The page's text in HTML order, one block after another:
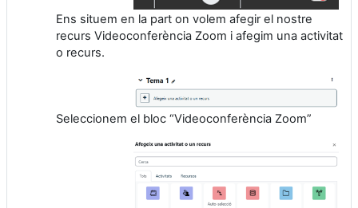
Ens situem en la part on volem afegir el nostre
recurs Videoconferència Zoom i afegim una activitat
o recurs.
Seleccionem el bloc “Videoconferència Zoom”